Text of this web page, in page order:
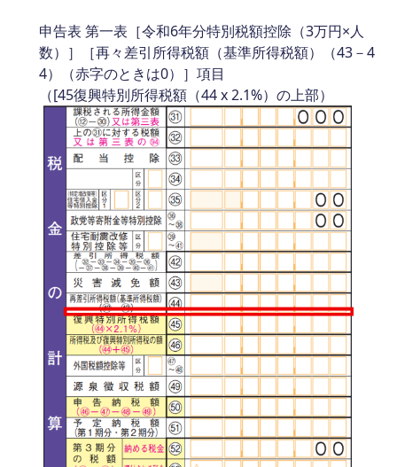
申告表 第一表［令和6年分特別税額控除（3万円×人
数）］［再々差引所得税額（基準所得税額）（43－4
4）（赤字のときは0）］項目
（[45復興特別所得税額（44 x 2.1%）の上部）